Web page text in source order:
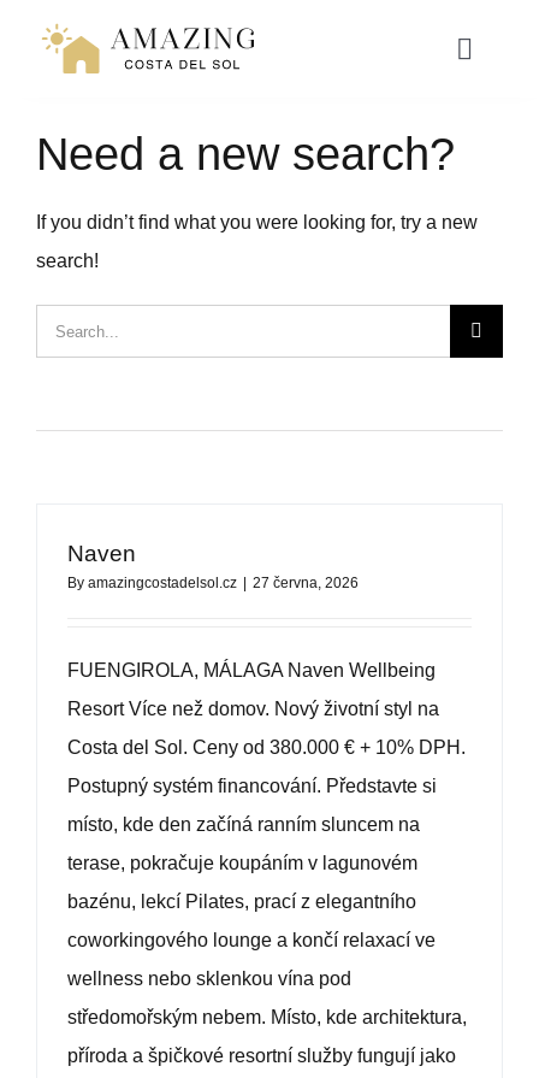
Toggle
NAVEN
RESORT LIVING
HYPOTÉKA
BCAS
KONTAKT
Need a new search?
If you didn’t find what you were looking for, try a new
search!
Hledat:
Naven
By amazingcostadelsol.cz 27 června, 2026
FUENGIROLA, MÁLAGA Naven Wellbeing
Resort Více než domov. Nový životní styl na
Costa del Sol. Ceny od 380.000 € + 10% DPH.
Postupný systém financování. Představte si
místo, kde den začíná ranním sluncem na
terase, pokračuje koupáním v lagunovém
bazénu, lekcí Pilates, prací z elegantního
coworkingového lounge a končí relaxací ve
wellness nebo sklenkou vína pod
středomořským nebem. Místo, kde architektura,
příroda a špičkové resortní služby fungují jako